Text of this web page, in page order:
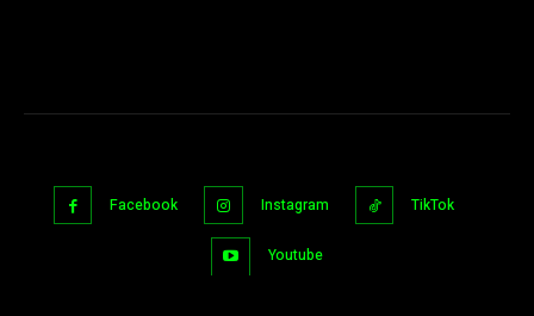
Facebook Instagram TikTok
Youtube